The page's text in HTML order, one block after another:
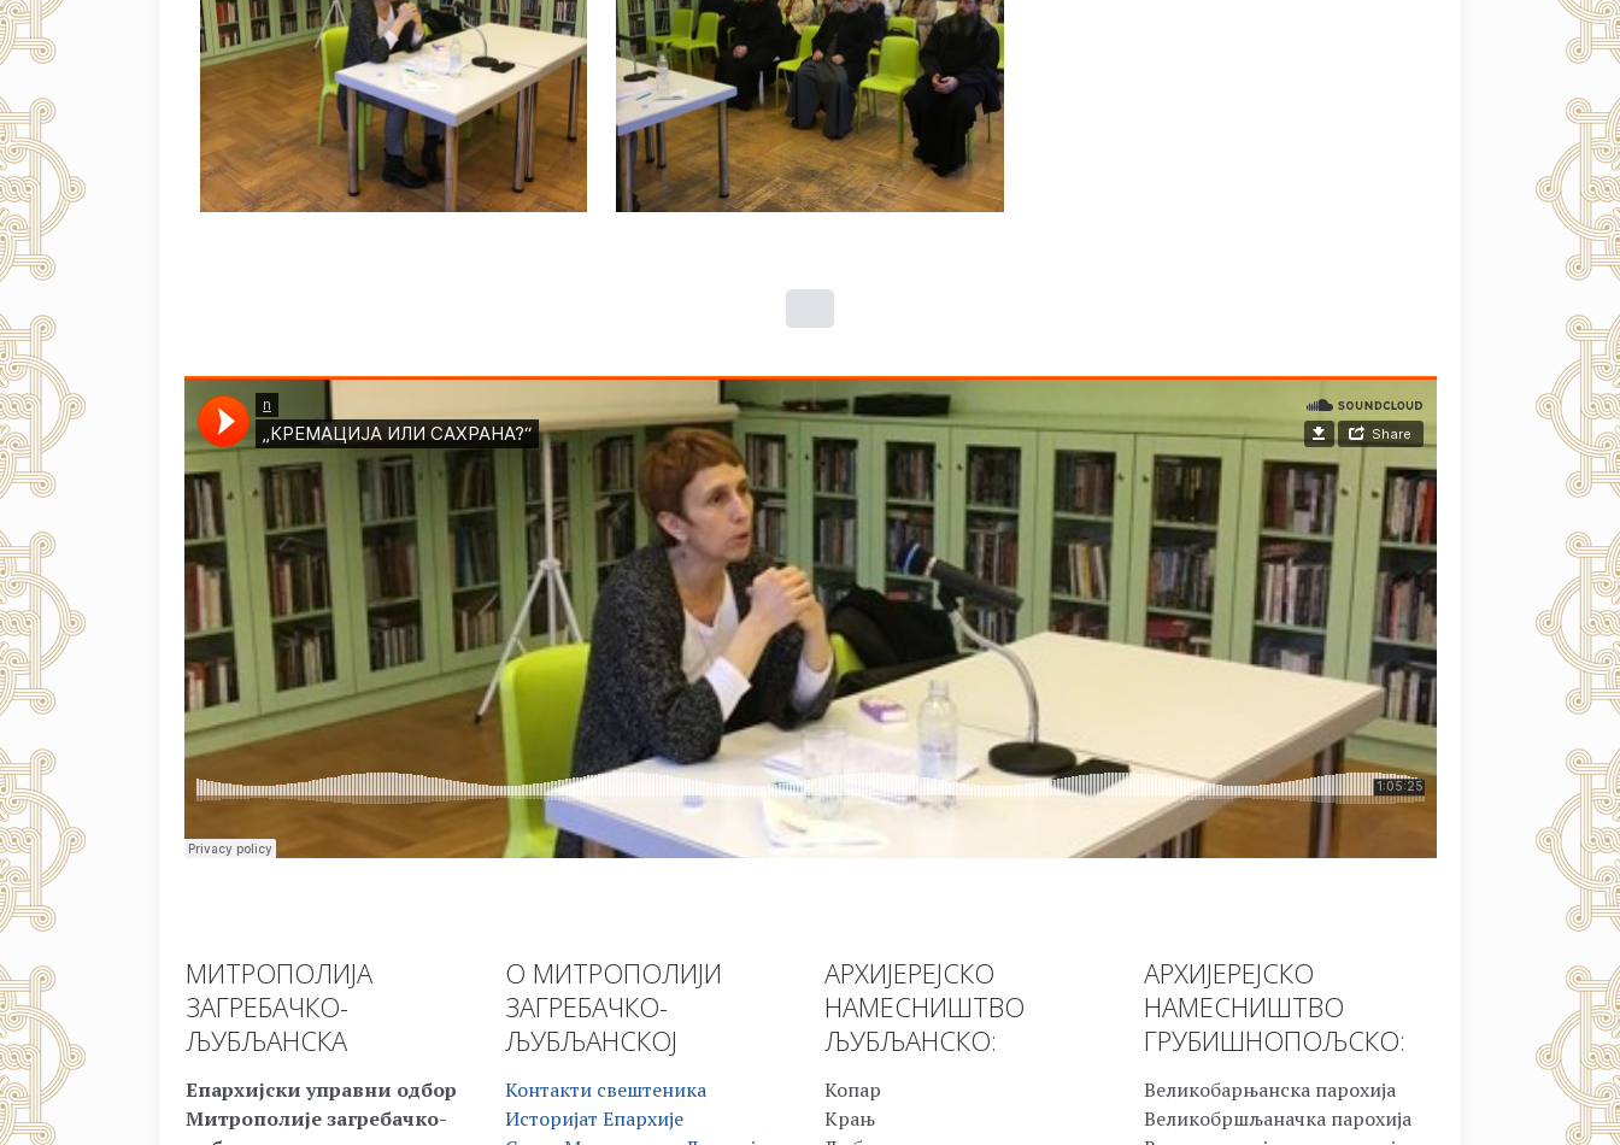
МИТРОПОЛИЈА
ЗАГРЕБАЧКО-
ЉУБЉАНСКА
Епархијски управни одбор
Митрополије загребачко-
О МИТРОПОЛИЈИ
ЗАГРЕБАЧКО-
ЉУБЉАНСКОЈ
Контакти свештеника
Историјат Епархије
АРХИЈЕРЕЈСКО
НАМЕСНИШТВО
ЉУБЉАНСКО:
Копар
Крањ
АРХИЈЕРЕЈСКО
НАМЕСНИШТВО
ГРУБИШНОПОЉСКО:
Великобарњанска парохија
Великобршљаначка парохија